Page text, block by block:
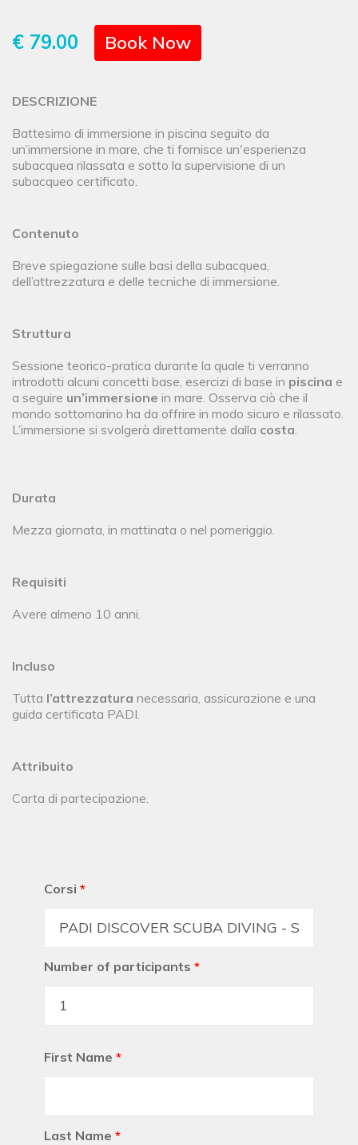
€ 79.00 Book Now
DESCRIZIONE
Battesimo di immersione in piscina seguito da
un’immersione in mare, che ti fornisce un'esperienza
subacquea rilassata e sotto la supervisione di un
subacqueo certificato.
Contenuto
Breve spiegazione sulle basi della subacquea,
dell’attrezzatura e delle tecniche di immersione.
Struttura
Sessione teorico-pratica durante la quale ti verranno
introdotti alcuni concetti base, esercizi di base in piscina e
a seguire un’immersione in mare. Osserva ciò che il
mondo sottomarino ha da offrire in modo sicuro e rilassato.
L’immersione si svolgerà direttamente dalla costa.
Durata
Mezza giornata, in mattinata o nel pomeriggio.
Requisiti
Avere almeno 10 anni.
Incluso
Tutta l’attrezzatura necessaria, assicurazione e una
guida certificata PADI.
Attribuito
Carta di partecipazione.
Corsi *
Number of participants *
First Name *
Last Name *